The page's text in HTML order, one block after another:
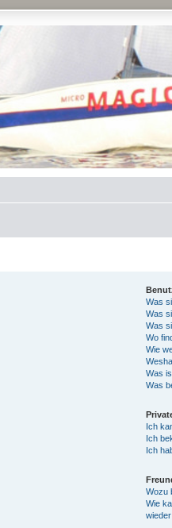
Was
Was
Was
Wo
Wie
Was
Was
Ich
Ich
Ich
Wozu
Wie